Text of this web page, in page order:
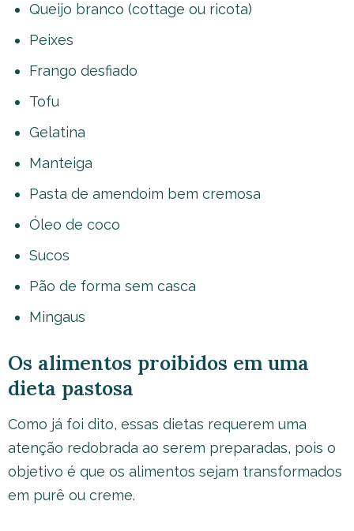
Queijo branco (cottage ou ricota)
Peixes
Frango desfiado
Tofu
Gelatina
Manteiga
Pasta de amendoim bem cremosa
Óleo de coco
Sucos
Pão de forma sem casca
Mingaus
Os alimentos proibidos em uma
dieta pastosa
Como já foi dito, essas dietas requerem uma
atenção redobrada ao serem preparadas, pois o
objetivo é que os alimentos sejam transformados
em purê ou creme.